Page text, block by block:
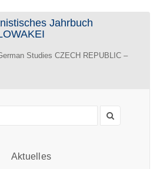
Jahrbuch
Studies CZECH REPUBLIC –
Aktuelles